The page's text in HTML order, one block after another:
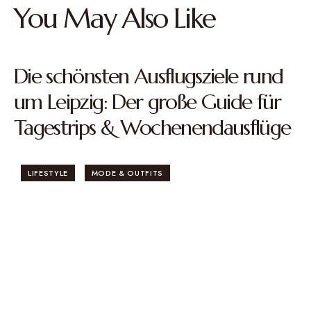
You May Also Like
Die schönsten Ausflugsziele rund
um Leipzig: Der große Guide für
Tagestrips & Wochenendausflüge
LIFESTYLE MODE & OUTFITS